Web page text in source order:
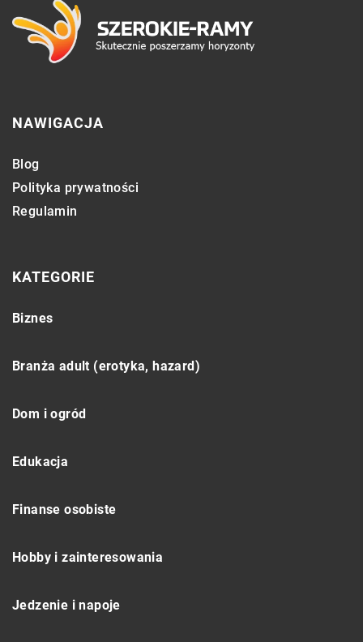
NAWIGACJA
Blog
Polityka prywatności
Regulamin
KATEGORIE
Biznes
Branża adult (erotyka, hazard)
Dom i ogród
Edukacja
Finanse osobiste
Hobby i zainteresowania
Jedzenie i napoje